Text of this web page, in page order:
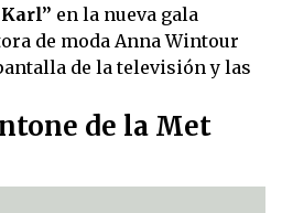
en la nueva gala
de moda Anna Wintour
de la televisión y las
de la Met